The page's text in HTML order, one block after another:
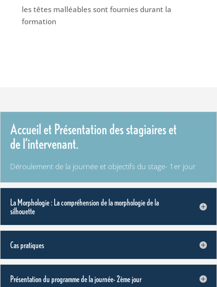
les têtes malléables sont fournies durant la
formation
Accueil et Présentation des stagiaires et
de l’intervenant.
Déroulement de la journée et objectifs du stage- 1er jour
La Morphologie : La compréhension de la morphologie de la
silhouette
Cas pratiques
Présentation du programme de la journée- 2ème jour